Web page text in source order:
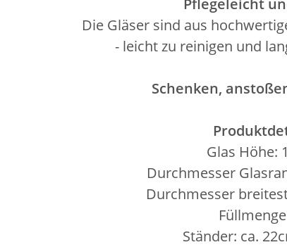
Pflegeleicht
Die Gläser sind aus
- leicht zu reinigen und
Schenken,
Glas Höhe:
Durchmesser
Durchmesser
Ständer: ca.